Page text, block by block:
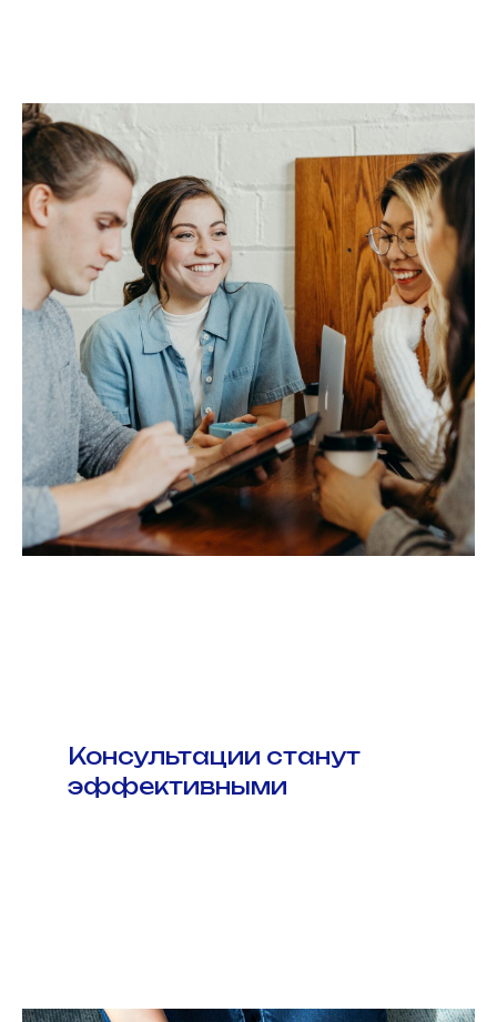
Консультации станут
эффективными